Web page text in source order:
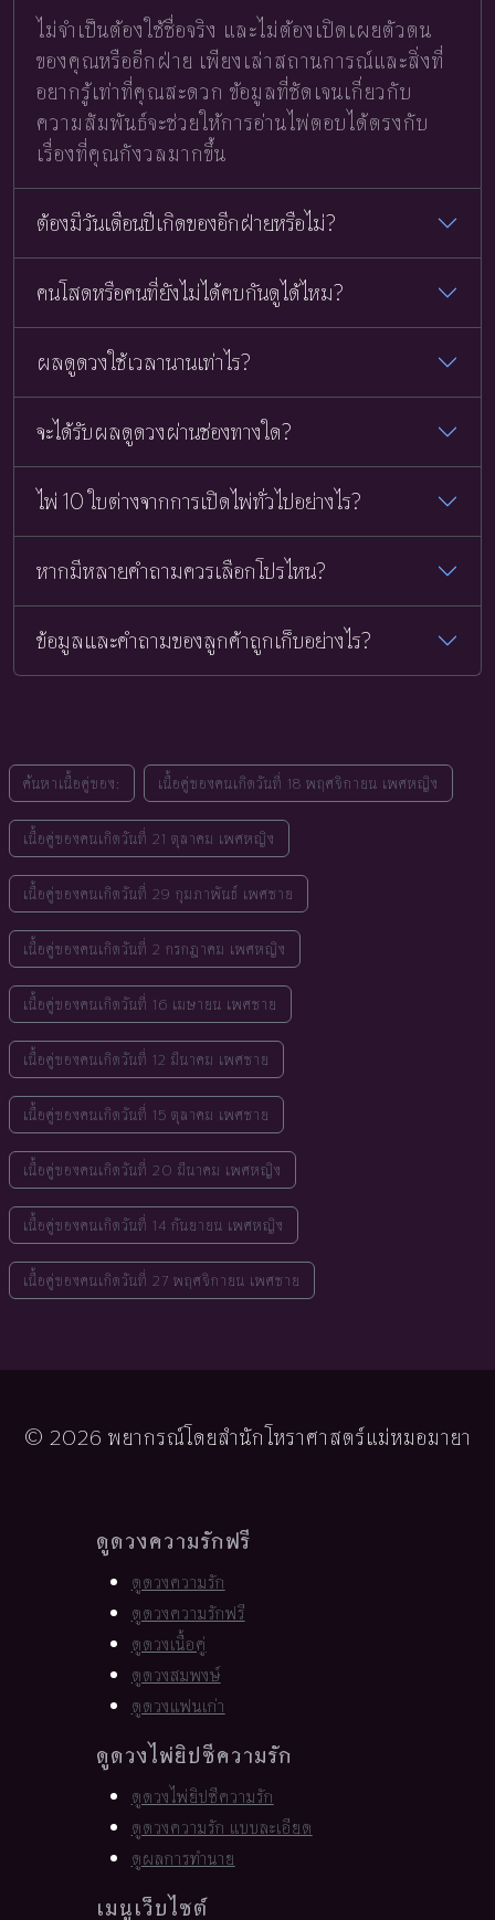
ไม่จำเป็นต้องใช้ชื่อจริง และไม่ต้องเปิดเผยตัวตน
ของคุณหรืออีกฝ่าย เพียงเล่าสถานการณ์และสิ่งที่
อยากรู้เท่าที่คุณสะดวก ข้อมูลที่ชัดเจนเกี่ยวกับ
ความสัมพันธ์จะช่วยให้การอ่านไพ่ตอบได้ตรงกับ
เรื่องที่คุณกังวลมากขึ้น
ต้องมีวันเดือนปีเกิดของอีกฝ่ายหรือไม่?
คนโสดหรือคนที่ยังไม่ได้คบกันดูได้ไหม?
ผลดูดวงใช้เวลานานเท่าไร?
จะได้รับผลดูดวงผ่านช่องทางใด?
ไพ่ 10 ใบต่างจากการเปิดไพ่ทั่วไปอย่างไร?
หากมีหลายคำถามควรเลือกโปรไหน?
ข้อมูลและคำถามของลูกค้าถูกเก็บอย่างไร?
ค้นหาเนื้อคู่ของ: เนื้อคู่ของคนเกิดวันที่ 18 พฤศจิกายน เพศหญิง
เนื้อคู่ของคนเกิดวันที่ 21 ตุลาคม เพศหญิง
เนื้อคู่ของคนเกิดวันที่ 29 กุมภาพันธ์ เพศชาย
เนื้อคู่ของคนเกิดวันที่ 2 กรกฎาคม เพศหญิง
เนื้อคู่ของคนเกิดวันที่ 16 เมษายน เพศชาย
เนื้อคู่ของคนเกิดวันที่ 12 มีนาคม เพศชาย
เนื้อคู่ของคนเกิดวันที่ 15 ตุลาคม เพศชาย
เนื้อคู่ของคนเกิดวันที่ 20 มีนาคม เพศหญิง
เนื้อคู่ของคนเกิดวันที่ 14 กันยายน เพศหญิง
เนื้อคู่ของคนเกิดวันที่ 27 พฤศจิกายน เพศชาย
© 2026 พยากรณ์โดยสำนักโหราศาสตร์แม่หมอมายา
ดูดวงความรักฟรี
ดูดวงความรัก
ดูดวงความรักฟรี
ดูดวงเนื้อคู่
ดูดวงสมพงษ์
ดูดวงแฟนเก่า
ดูดวงไพ่ยิปซีความรัก
ดูดวงไพ่ยิปซีความรัก
ดูดวงความรัก แบบละเอียด
ดูผลการทำนาย
เมนูเว็บไซต์